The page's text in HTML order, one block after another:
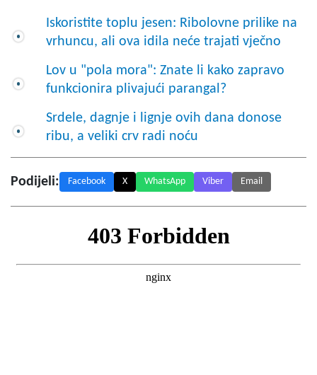
Iskoristite toplu jesen: Ribolovne prilike na
vrhuncu, ali ova idila neće trajati vječno
Lov u "pola mora": Znate li kako zapravo
funkcionira plivajući parangal?
Srdele, dagnje i lignje ovih dana donose
ribu, a veliki crv radi noću
Podijeli: Facebook X WhatsApp Viber Email